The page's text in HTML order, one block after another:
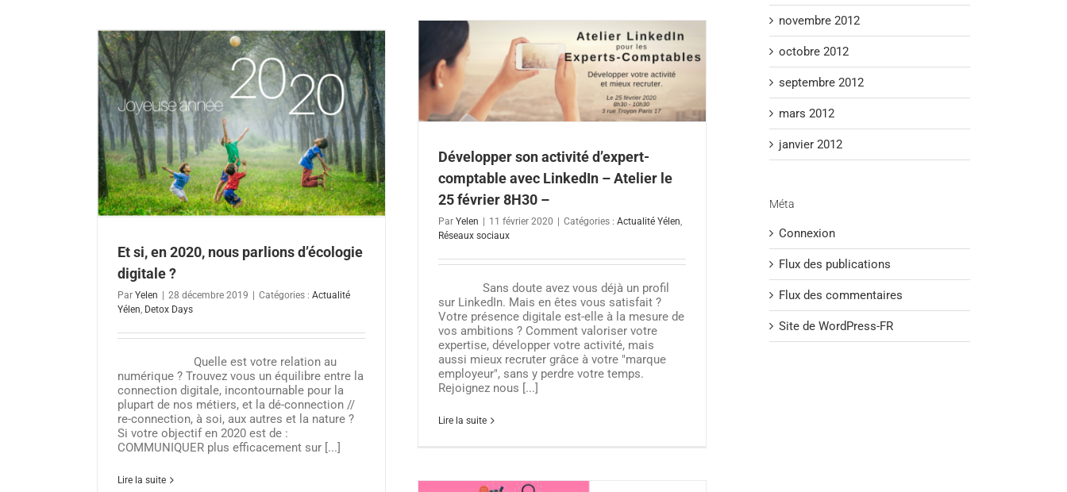
Développer son activité d’expert-comptable avec
LinkedIn – Atelier le 25 février 8H30 –
Actualité Yélen Réseaux sociaux
Développer son activité d’expert-
comptable avec LinkedIn – Atelier le
25 février 8H30 –
Par Yelen | 11 février 2020 | Catégories : Actualité Yélen
Réseaux sociaux
Sans doute avez vous déjà un profil
sur LinkedIn. Mais en êtes vous satisfait ?
Votre présence digitale est-elle à la mesure de
vos ambitions ? Comment valoriser votre
expertise, développer votre activité, mais
aussi mieux recruter grâce à votre "marque
employeur", sans y perdre votre temps.
Rejoignez nous [...]
Lire la suite
Et si, en 2020, nous parlions d’écologie
digitale ?
Par Yelen 28 décembre 2019 Catégories : Actualité
Yélen, Detox Days
Quelle est votre relation au
numérique ? Trouvez vous un équilibre entre la
connection digitale, incontournable pour la
plupart de nos métiers, et la dé-connection //
re-connection, à soi, aux autres et la nature ?
Si votre objectif en 2020 est de :
COMMUNIQUER plus efficacement sur [...]
Lire la suite
novembre 2012
octobre 2012
septembre 2012
mars 2012
janvier 2012
Méta
Connexion
Flux des publications
Flux des commentaires
Site de WordPress-FR